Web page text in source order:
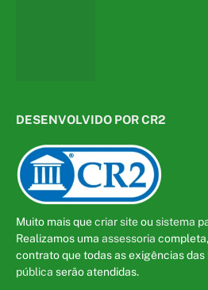
DESENVOLVIDO POR CR2
Muito mais quecriar siteou sistema
Realizamos uma assessoria
contrato que todas as exigências das
pública serão atendidas.